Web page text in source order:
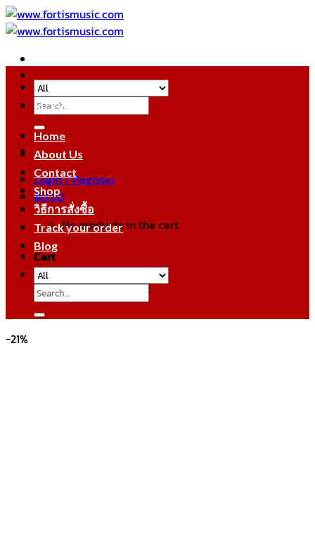
Skip
to
Search
for:
Login / Register
฿0.00
No products in the cart.
Cart
No products in the cart.
หมวดหมู่สินค้า
Home
About Us
Contact
Shop
วิธีการสั่งซื้อ
Track your order
Blog
Search
for:
-21%